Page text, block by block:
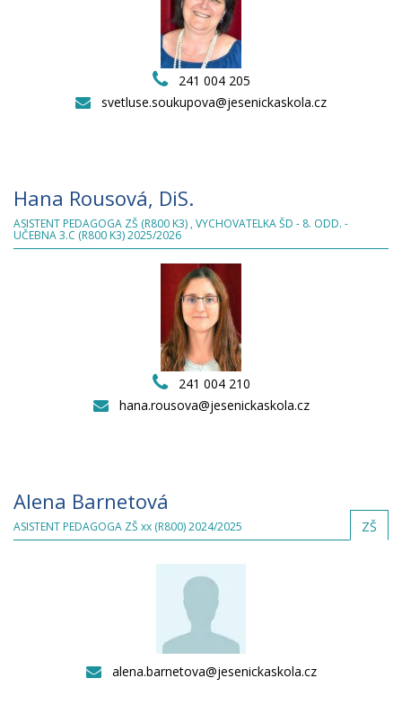
241 004 205
svetluse.soukupova@jesenickaskola.cz
Hana Rousová, DiS.
ASISTENT PEDAGOGA ZŠ (R800 K3) , VYCHOVATELKA ŠD - 8. ODD. -
UČEBNA 3.C (R800 K3) 2025/2026
241 004 210
hana.rousova@jesenickaskola.cz
Alena Barnetová
ASISTENT PEDAGOGA ZŠ xx (R800) 2024/2025 ZŠ
alena.barnetova@jesenickaskola.cz